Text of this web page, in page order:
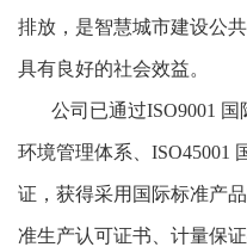
排放，是智慧城市建设公
具有良好的社会效益。
公司已通过ISO9001 国
环境管理体系、ISO45001
证，获得采用国际标准产
准生产认可证书、计量保